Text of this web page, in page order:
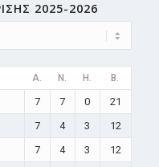
2025-2026
A. N. H. B.
7 7 0
21
7 4 3
12
7 4 3
12